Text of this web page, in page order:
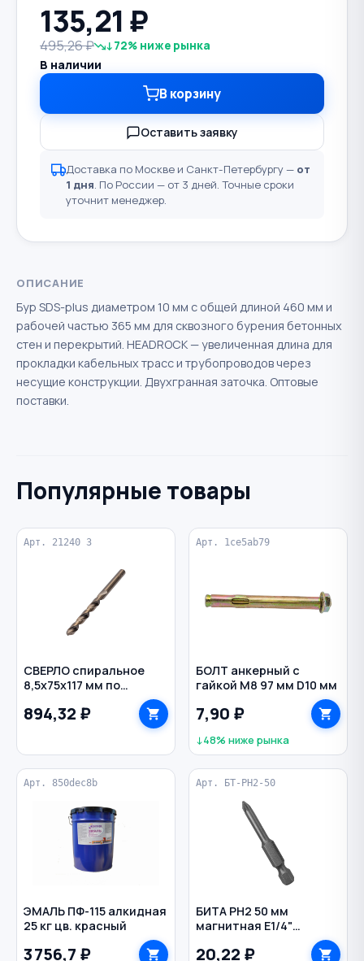
135,21 ₽
495,26 ₽ ↓72% ниже рынка
В наличии
В корзину
Оставить заявку
Доставка по Москве и Санкт-Петербургу — от
1 дня. По России — от 3 дней. Точные сроки
уточнит менеджер.
ОПИСАНИЕ
Бур SDS-plus диаметром 10 мм с общей длиной 460 мм и
рабочей частью 365 мм для сквозного бурения бетонных
стен и перекрытий. HEADROCK — увеличенная длина для
прокладки кабельных трасс и трубопроводов через
несущие конструкции. Двухгранная заточка. Оптовые
поставки.
Популярные товары
Арт. 21240 3
СВЕРЛО спиральное
8,5х75х117 мм по
металлу DIN 338 НSS-
Co цилиндр HELLER
894,32 ₽
Арт. 1ce5ab79
БОЛТ анкерный с
гайкой M8 97 мм D10 мм
7,90 ₽
↓48% ниже рынка
Арт. 850dec8b
ЭМАЛЬ ПФ-115 алкидная
25 кг цв. красный
3 756,7 ₽
Арт. БТ-PH2-50
БИТА PH2 50 мм
магнитная Е1/4"
20,22 ₽